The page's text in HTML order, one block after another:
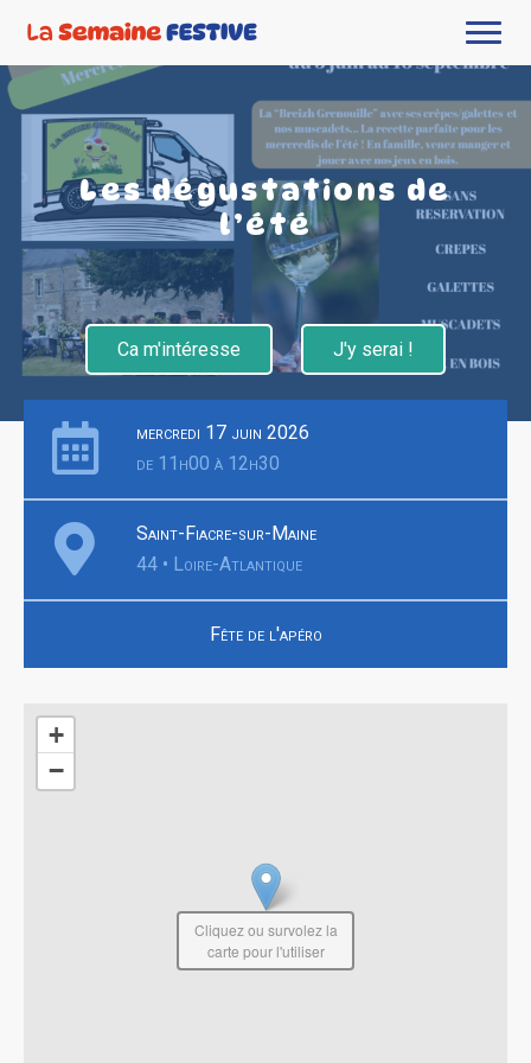
Les dégustations de
l’été
Ca m'intéresse J'y serai !
mercredi 17 juin 2026
de 11h00 à 12h30
Saint-Fiacre-sur-Maine
44 • Loire-Atlantique
Fête de l'apéro
+
−
Cliquez ou survolez la
carte pour l'utiliser